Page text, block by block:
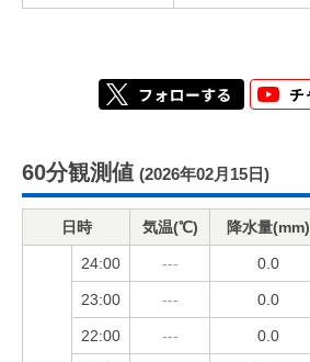
60分観測値 (2026年02月15日)
日時 気温(℃) 降水量(mm)
24:00 --- 0.0
23:00 --- 0.0
22:00 --- 0.0